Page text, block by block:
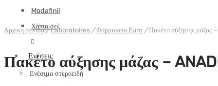
Modafinil
Χάπια σεξ
Ενέσεις
Ενέσιμα στεροειδή
ΠΑΚΕΤΟ
Αρχική σελίδα/Laboratoires /Φαρμακεία Euro /Πακέτο αύξησης μάζας
Πακέτο αύξησης μάζας –